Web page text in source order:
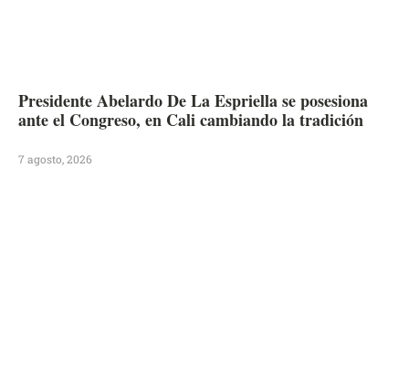
Presidente Abelardo De La Espriella se posesiona
ante el Congreso, en Cali cambiando la tradición
7 agosto, 2026